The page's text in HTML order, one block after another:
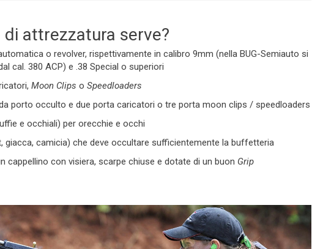
di attrezzatura serve?
o revolver, rispettivamente in calibro 9mm (nella BUG-Semiauto si
cal. 380 ACP) e .38 Special o superiori
Moon Clips o Speedloaders
porto occulto e due porta caricatori o tre porta moon clips / speedloaders
e occhiali) per orecchie e occhi
giacca, camicia) che deve occultare sufficientemente la buffetteria
cappellino con visiera, scarpe chiuse e dotate di un buon Grip